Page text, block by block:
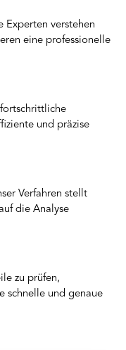
Experten verstehen
eine professionelle
und präzise
Verfahren stellt
die Analyse
zu prüfen,
schnelle und genaue